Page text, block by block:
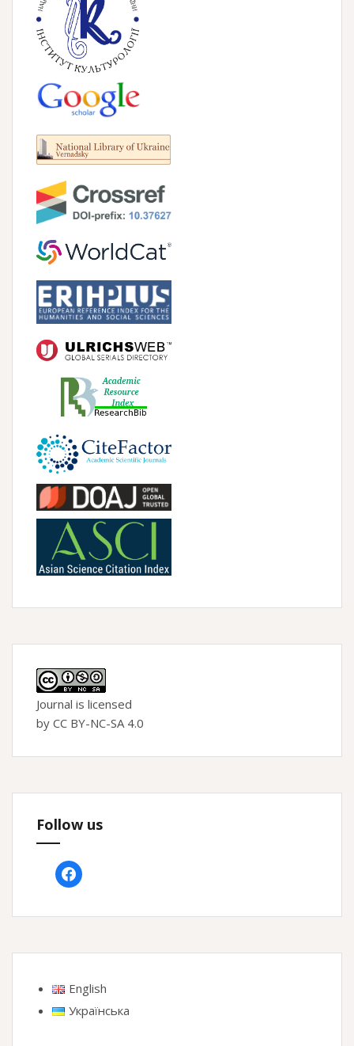
Journal is licensed
by CC BY-NC-SA 4.0
Follow us
facebook
English
Українська